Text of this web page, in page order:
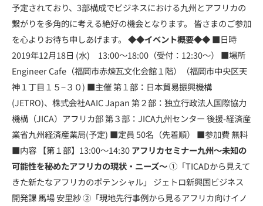
予定されており、3部構成でビジネスにおける九州とアフリカの
繋がりを多角的に考える絶好の機会となります。 皆さまのご参加
を心よりお待ち申しあげます。 ◆◆イベント概要◆◆■日時
2019年12月18日 (水) 13:00～18:00（受付：12:30～） ■場所
Engineer Cafe（福岡市赤煉瓦文化会館１階）（福岡市中央区天
神１丁目１５−３０) ■主催 第１部：日本貿易振興機構
(JETRO)、株式会社AAIC Japan 第２部：独立行政法人国際協力
機構（JICA）アフリカ部 第３部：JICA九州センター 後援-経済産
業省九州経済産業局(予定) ■定員 50名（先着順） ■参加費 無料
■内容 【第１部】13:00～14:30アフリカセミナー九州～未知の
可能性を秘めたアフリカの現状・ニーズ～①「TICADから見えて
きた新たなアフリカのポテンシャル」 ジェトロ新興国ビジネス
開発課 馬場 安里紗 ②「現地先行事例から見るアフリカ向けイノ